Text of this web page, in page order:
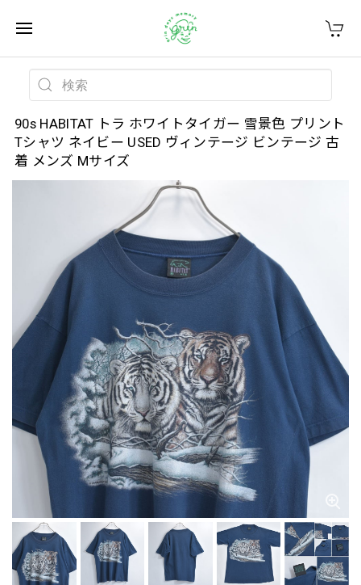
90s HABITAT トラ ホワイトタイガー 雪景色 プリント
Tシャツ ネイビー USED ヴィンテージ ビンテージ 古
着 メンズ Mサイズ